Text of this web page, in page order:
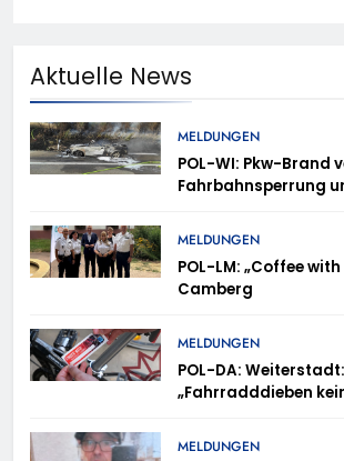
Aktuelle News
MELDUNGEN
POL-WI: Pkw-Brand
Fahrbahnsperrung
MELDUNGEN
POL-LM: „Coffee
Camberg
MELDUNGEN
POL-DA: Weiterstadt:
„Fahrradddieben
Anmeldung
MELDUNGEN